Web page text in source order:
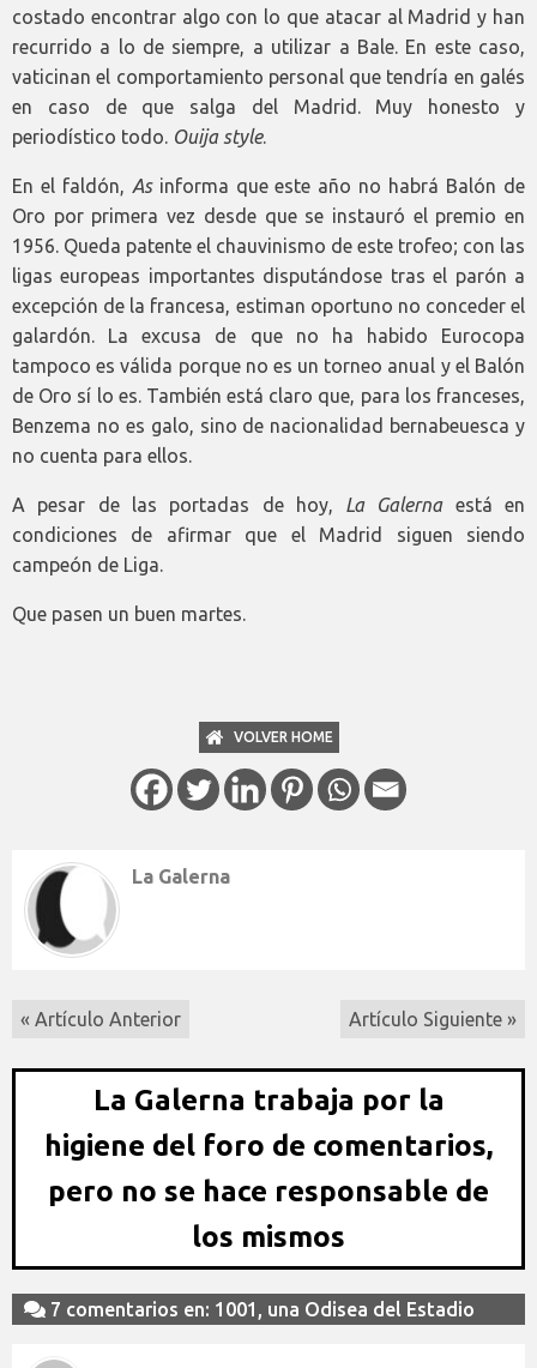
costado encontrar algo con lo que atacar al Madrid y han
recurrido a lo de siempre, a utilizar a Bale. En este caso,
vaticinan el comportamiento personal que tendría en galés
en caso de que salga del Madrid. Muy honesto y
periodístico todo. Ouija style.
En el faldón, Asinforma que este año no habrá Balón de
Oro por primera vez desde que se instauró el premio en
1956. Queda patente el chauvinismo de este trofeo; con las
ligas europeas importantes disputándose tras el parón a
excepción de la francesa, estiman oportuno no conceder el
galardón. La excusa de que no ha habido Eurocopa
tampoco es válida porque no es un torneo anual y el Balón
de Oro sí lo es. También está claro que, para los franceses,
Benzema no es galo, sino de nacionalidad bernabeuesca y
no cuenta para ellos.
A pesar de las portadas de hoy, La Galernaestá en
condiciones de afirmar que el Madrid siguen siendo
campeón de Liga.
Que pasen un buen martes.
VOLVER HOME
La Galerna
« Artículo Anterior Artículo Siguiente »
La Galerna trabaja por la
higiene del foro de comentarios,
pero no se hace responsable de
los mismos
7 comentarios en: 1001, una Odisea del Estadio